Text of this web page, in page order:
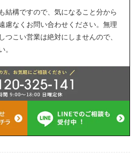
結構ですので、気になること分から
慮なくお問い合わせください。無理
つこい営業は絶対にしませんので、
。